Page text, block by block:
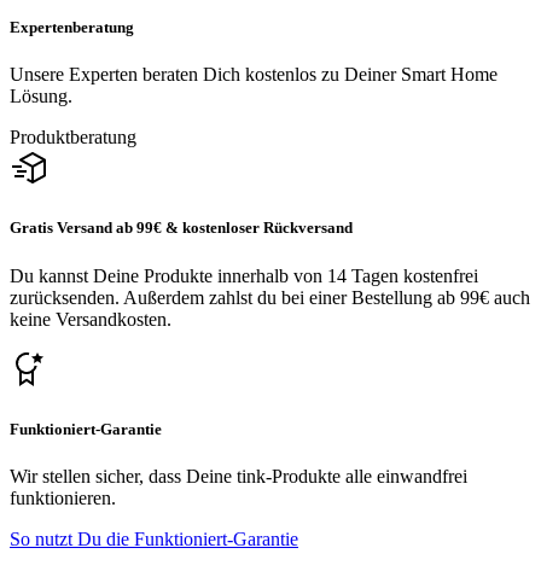
Expertenberatung
Unsere Experten beraten Dich kostenlos zu Deiner Smart Home
Lösung.
Produktberatung
Gratis Versand ab 99€ & kostenloser Rückversand
Du kannst Deine Produkte innerhalb von 14 Tagen kostenfrei
zurücksenden. Außerdem zahlst du bei einer Bestellung ab 99€ auch
keine Versandkosten.
Funktioniert-Garantie
Wir stellen sicher, dass Deine tink-Produkte alle einwandfrei
funktionieren.
So nutzt Du die Funktioniert-Garantie